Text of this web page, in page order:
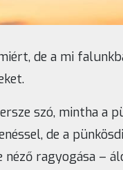
de a mi
szó, mintha a
de a
néző ragyogása –